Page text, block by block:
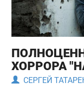
ХОРРОРА
СЕРГЕЙ